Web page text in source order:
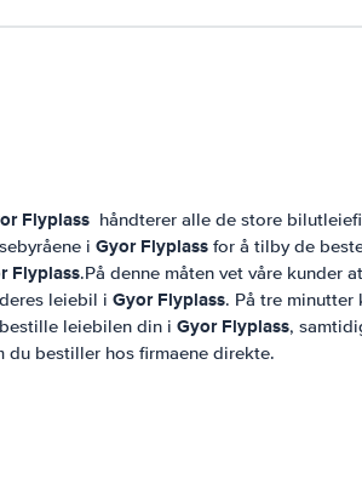
Flyplass håndterer alle de store
i Gyor Flyplass for å tilby de
Flyplass.På denne måten vet våre kunder
leiebil i Gyor Flyplass. På tre minutter
leiebilen din i Gyor Flyplass,
du bestiller hos firmaene direkte.